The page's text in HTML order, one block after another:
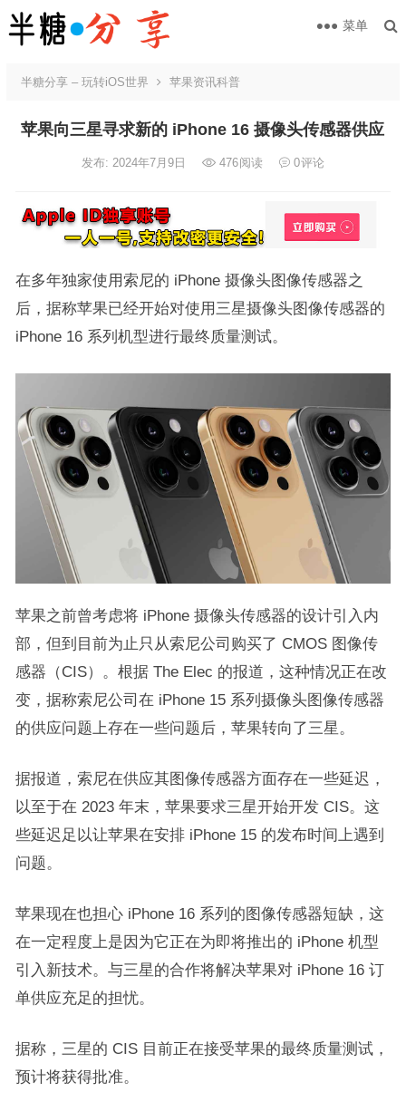
菜单
半糖分享 – 玩转iOS世界 苹果资讯科普
苹果向三星寻求新的 iPhone 16 摄像头传感器供应
发布: 2024年7月9日 476阅读 0评论
在多年独家使用索尼的 iPhone 摄像头图像传感器之
后，据称苹果已经开始对使用三星摄像头图像传感器的
iPhone 16 系列机型进行最终质量测试。
苹果之前曾考虑将 iPhone 摄像头传感器的设计引入内
部，但到目前为止只从索尼公司购买了 CMOS 图像传
感器（CIS）。根据 The Elec 的报道，这种情况正在改
变，据称索尼公司在 iPhone 15 系列摄像头图像传感器
的供应问题上存在一些问题后，苹果转向了三星。
据报道，索尼在供应其图像传感器方面存在一些延迟，
以至于在 2023 年末，苹果要求三星开始开发 CIS。这
些延迟足以让苹果在安排 iPhone 15 的发布时间上遇到
问题。
苹果现在也担心 iPhone 16 系列的图像传感器短缺，这
在一定程度上是因为它正在为即将推出的 iPhone 机型
引入新技术。与三星的合作将解决苹果对 iPhone 16 订
单供应充足的担忧。
据称，三星的 CIS 目前正在接受苹果的最终质量测试，
预计将获得批准。